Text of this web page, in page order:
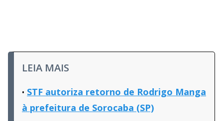
LEIA MAIS
STF autoriza retorno de Rodrigo Manga
à prefeitura de Sorocaba (SP)